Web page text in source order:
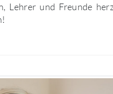
Lehrer und Freunde